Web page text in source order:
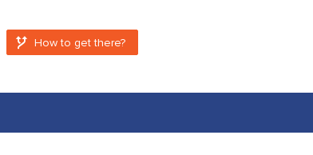
How to get there?